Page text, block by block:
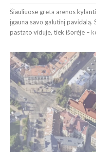
Šiauliuose greta arenos
įgauna savo galutinį
pastato viduje, tiek išorėje –